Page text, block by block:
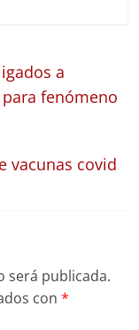
a
fenómeno
vacunas covid
será publicada.
con*